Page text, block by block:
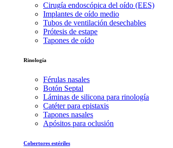
Cirugía endoscópica del oído (EES)
Implantes de oído medio
Tubos de ventilación desechables
Prótesis de estape
Tapones de oído
Rinología
Férulas nasales
Botón Septal
Láminas de silicona para rinología
Catéter para epistaxis
Tapones nasales
Apósitos para oclusión
Cobertores estériles